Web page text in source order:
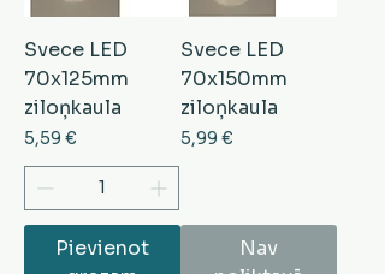
Svece LED
70x125mm
ziloņkaula
Cena
5,59 €
Pievienot
Svece LED
70x150mm
ziloņkaula
Cena
5,99 €
Nav